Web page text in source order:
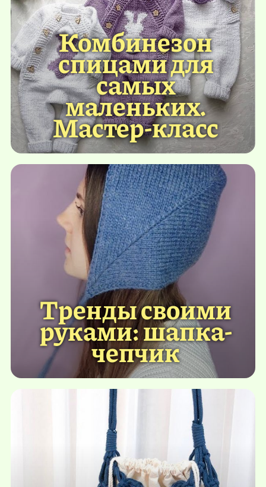
Комбинезон
спицами для
самых
маленьких.
Мастер-класс
Тренды своими
руками: шапка-
чепчик